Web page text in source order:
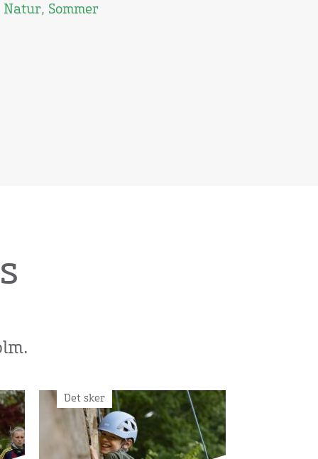
Natur, Sommer
Det sker